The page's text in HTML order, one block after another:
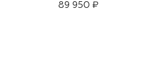
89 950 ₽